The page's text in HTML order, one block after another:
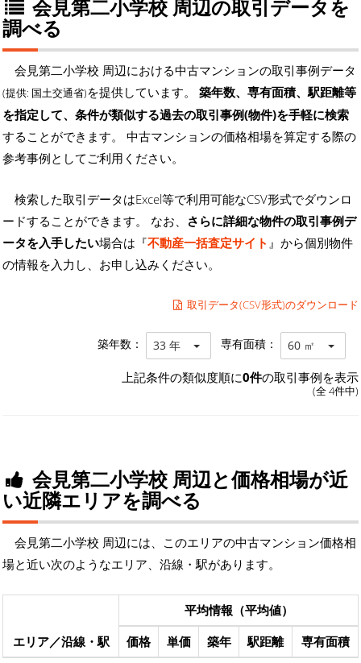
会見第二小学校 周辺の取引データを
調べる
会見第二小学校 周辺における中古マンションの取引事例データ
(提供: 国土交通省)を提供しています。 築年数、専有面積、駅距離等
を指定して、条件が類似する過去の取引事例(物件)を手軽に検索
することができます。 中古マンションの価格相場を算定する際の
参考事例としてご利用ください。
検索した取引データはExcel等で利用可能なCSV形式でダウンロ
ードすることができます。 なお、 さらに詳細な物件の取引事例デ
ータを入手したい場合は『不動産一括査定サイト 』から個別物件
の情報を入力し、お申し込みください。
取引データ(CSV形式)のダウンロード
築年数： 33 年 専有面積： 60 ㎡
上記条件の類似度順に0件の取引事例を表示
(全 4件中)
会見第二小学校 周辺と価格相場が近
い近隣エリアを調べる
会見第二小学校 周辺には、このエリアの中古マンション価格相
場と近い次のようなエリア、沿線・駅があります。
エリア／沿線・駅
平均情報（平均値）
価格
単価 築年 駅距離 専有面積